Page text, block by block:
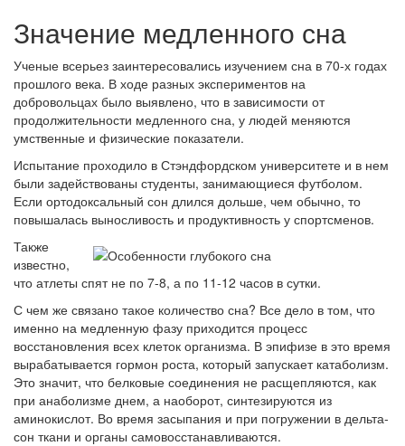
Значение медленного сна
Ученые всерьез заинтересовались изучением сна в 70-х годах
прошлого века. В ходе разных экспериментов на
добровольцах было выявлено, что в зависимости от
продолжительности медленного сна, у людей меняются
умственные и физические показатели.
Испытание проходило в Стэндфордском университете и в нем
были задействованы студенты, занимающиеся футболом.
Если ортодоксальный сон длился дольше, чем обычно, то
повышалась выносливость и продуктивность у спортсменов.
Также
известно,
что атлеты спят не по 7-8, а по 11-12 часов в сутки.
С чем же связано такое количество сна? Все дело в том, что
именно на медленную фазу приходится процесс
восстановления всех клеток организма. В эпифизе в это время
вырабатывается гормон роста, который запускает катаболизм.
Это значит, что белковые соединения не расщепляются, как
при анаболизме днем, а наоборот, синтезируются из
аминокислот. Во время засыпания и при погружении в дельта-
сон ткани и органы самовосстанавливаются.